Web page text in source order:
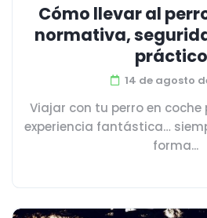
Cómo llevar al
normativa,
14 de agosto
Viajar con tu perro en
experiencia fantástica…
forma...